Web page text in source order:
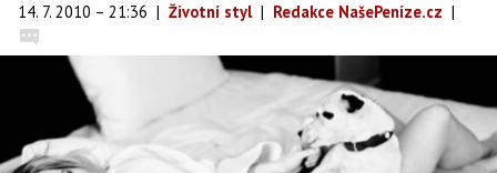
14. 7. 2010 – 21:36 | Životní styl | Redakce NašePeníze.cz |